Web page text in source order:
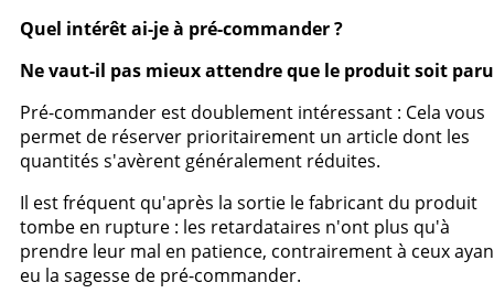
Quel intérêt ai-je à pré-commander ?
Ne vaut-il pas mieux attendre que le produit soit
Pré-commander est doublement intéressant : Cela vous
permet de réserver prioritairement un article dont les
quantités s'avèrent généralement réduites.
Il est fréquent qu'après la sortie le fabricant du produit
tombe en rupture : les retardataires n'ont plus qu'à
prendre leur mal en patience, contrairement à ceux
eu la sagesse de pré-commander.